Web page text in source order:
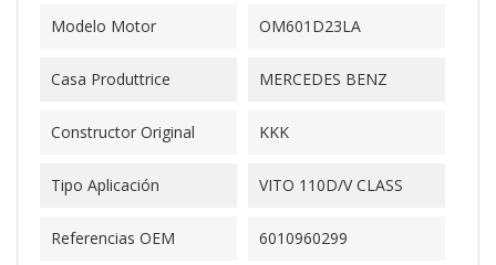
Modelo Motor OM601D23LA
Casa Produttrice MERCEDES BENZ
Constructor Original KKK
Tipo Aplicación VITO 110D/V CLASS
Referencias OEM 6010960299